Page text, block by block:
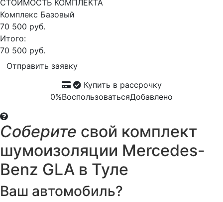
СТОИМОСТЬ КОМПЛЕКТА
Комплекс Базовый
70 500 руб.
Итого:
70 500 руб.
Отправить заявку
Купить в рассрочку
0%ВоспользоватьсяДобавлено
Соберите свой комплект
шумоизоляции Mercedes-
Benz GLA в Туле
Ваш автомобиль?